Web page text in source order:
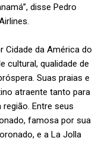
disse Pedro
Cidade da América do
cultural, qualidade de
Suas praias e
atraente tanto para
Entre seus
famosa por sua
e a La Jolla